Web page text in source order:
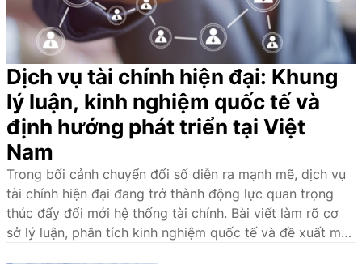
Dịch vụ tài chính hiện đại: Khung
lý luận, kinh nghiệm quốc tế và
định hướng phát triển tại Việt
Nam
Trong bối cảnh chuyển đổi số diễn ra mạnh mẽ, dịch vụ
tài chính hiện đại đang trở thành động lực quan trọng
thúc đẩy đổi mới hệ thống tài chính. Bài viết làm rõ cơ
sở lý luận, phân tích kinh nghiệm quốc tế và đề xuất một